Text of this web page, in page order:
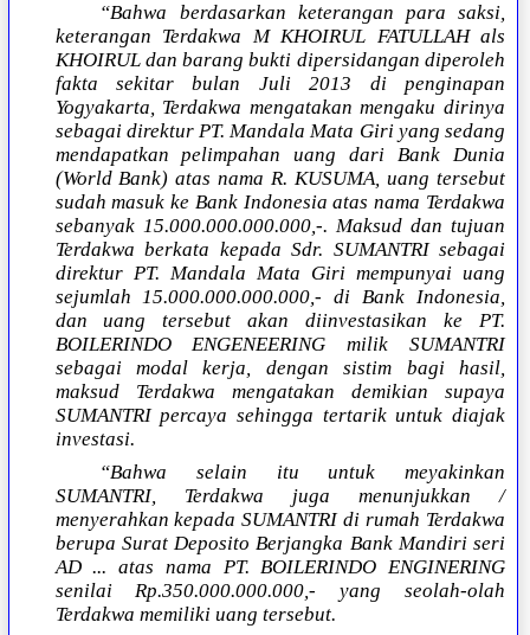
“Bahwa berdasarkan keterangan para saksi,
keterangan Terdakwa M KHOIRUL FATULLAH als
KHOIRUL dan barang bukti dipersidangan diperoleh
fakta sekitar bulan Juli 2013 di penginapan
Yogyakarta, Terdakwa mengatakan mengaku dirinya
sebagai direktur PT. Mandala Mata Giri yang sedang
mendapatkan pelimpahan uang dari Bank Dunia
(World Bank) atas nama R. KUSUMA, uang tersebut
sudah masuk ke Bank Indonesia atas nama Terdakwa
sebanyak 15.000.000.000.000,-. Maksud dan tujuan
Terdakwa berkata kepada Sdr. SUMANTRI sebagai
direktur PT. Mandala Mata Giri mempunyai uang
sejumlah 15.000.000.000.000,- di Bank Indonesia,
dan uang tersebut akan diinvestasikan ke PT.
BOILERINDO ENGENEERING milik SUMANTRI
sebagai modal kerja, dengan sistim bagi hasil,
maksud Terdakwa mengatakan demikian supaya
SUMANTRI percaya sehingga tertarik untuk diajak
investasi.
“Bahwa selain itu untuk meyakinkan
SUMANTRI, Terdakwa juga menunjukkan /
menyerahkan kepada SUMANTRI di rumah Terdakwa
berupa Surat Deposito Berjangka Bank Mandiri seri
AD ... atas nama PT. BOILERINDO ENGINERING
senilai Rp.350.000.000.000,- yang seolah-olah
Terdakwa memiliki uang tersebut.